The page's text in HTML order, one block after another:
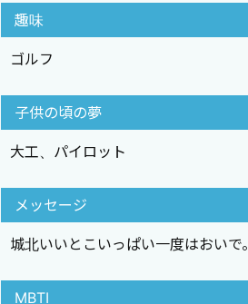
趣味
ゴルフ
子供の頃の夢
大工、パイロット
メッセージ
城北いいとこいっぱい一度はおいで。
MBTI